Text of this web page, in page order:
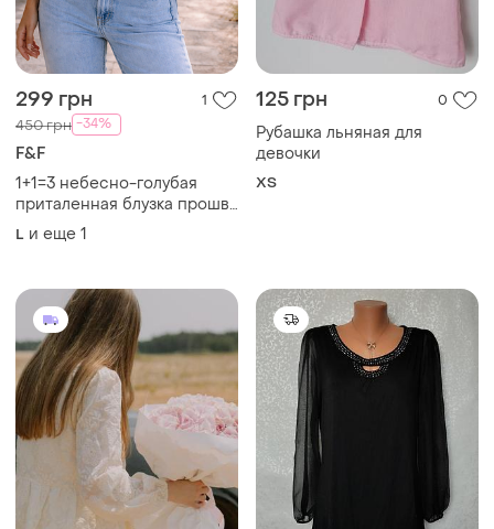
299 грн 1
450 грн -34%
F&F
1+1=3 небесно-голубая
приталенная блузка прошва
f&amp;f, размер 48 - 50
L и еще 1
125 грн 0
Рубашка льняная для
девочки
ХS